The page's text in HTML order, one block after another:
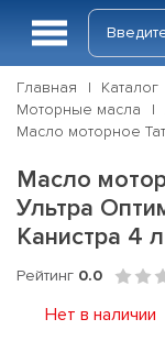
Главная Каталог
Моторные масла
Масло моторное
Масло
Ультра
Канистра 4 л
Рейтинг 0.0
Нет в наличии